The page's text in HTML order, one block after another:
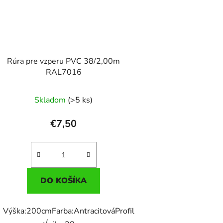
Rúra pre vzperu PVC 38/2,00m
RAL7016
Skladom (>5 ks)
€7,50
DO KOŠÍKA
Výška:200cmFarba:AntracitováProfil